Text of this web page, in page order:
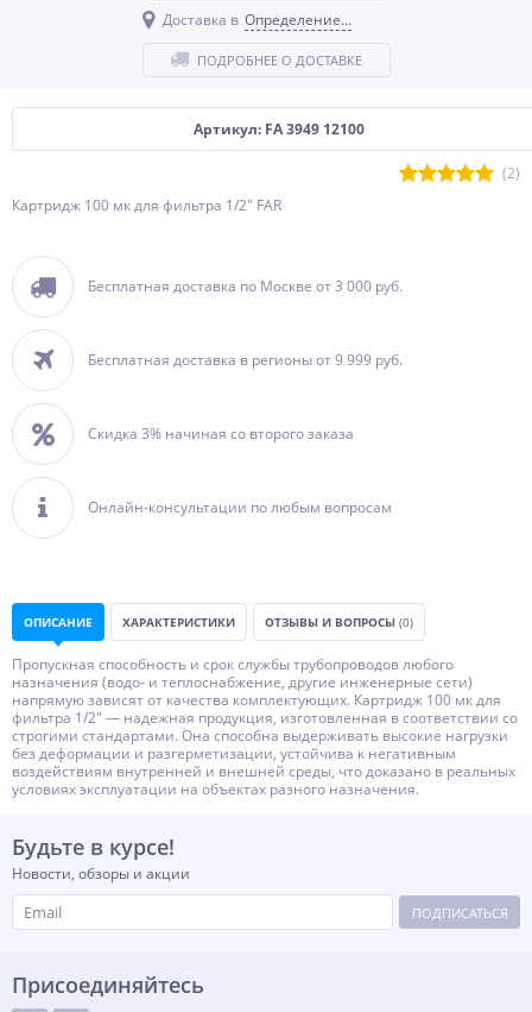
Артикул: FA 3949 12100
(2)
Картридж 100 мк для фильтра 1/2" FAR
Бесплатная доставка по Москве от 3 000 руб.
Бесплатная доставка в регионы от 9 999 руб.
Скидка 3% начиная со второго заказа
Онлайн-консультации по любым вопросам
Доставка в Определение...
ПОДРОБНЕЕ О ДОСТАВКЕ
ОПИСАНИЕ ХАРАКТЕРИСТИКИ ОТЗЫВЫ И ВОПРОСЫ (0)
Пропускная способность и срок службы трубопроводов любого
назначения (водо- и теплоснабжение, другие инженерные сети)
напрямую зависят от качества комплектующих. Картридж 100 мк для
фильтра 1/2" — надежная продукция, изготовленная в соответствии со
строгими стандартами. Она способна выдерживать высокие нагрузки
без деформации и разгерметизации, устойчива к негативным
воздействиям внутренней и внешней среды, что доказано в реальных
условиях эксплуатации на объектах разного назначения.
Будьте в курсе!
Новости, обзоры и акции
ПОДПИСАТЬСЯ
Присоединяйтесь